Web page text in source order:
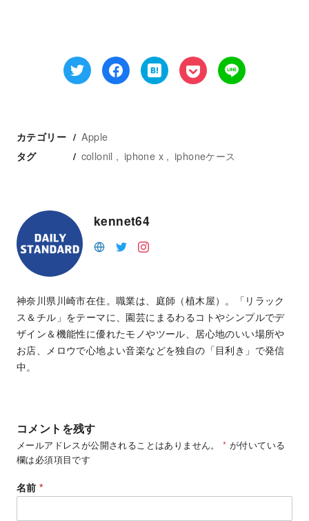
カテゴリー Apple
タグ collonil iphone x iphoneケース
kennet64
神奈川県川崎市在住。職業は、庭師（植木屋）。「リラック
ス＆チル」をテーマに、園芸にまるわるコトやシンプルでデ
ザイン＆機能性に優れたモノやツール、居心地のいい場所や
お店、メロウで心地よい音楽などを独自の「目利き」で発信
中。
コメントを残す
メールアドレスが公開されることはありません。 * が付いている
欄は必須項目です
名前*